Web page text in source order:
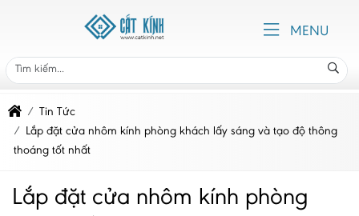
MENU
Tin Tức
Lắp đặt cửa nhôm kính phòng khách lấy sáng và tạo độ thông
thoáng tốt nhất
Lắp đặt cửa nhôm kính phòng